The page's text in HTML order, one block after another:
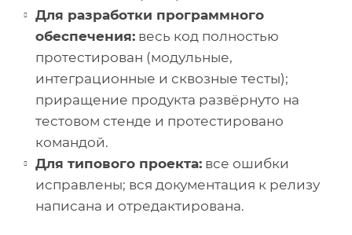
Для разработки программного
обеспечения: весь код полностью
протестирован (модульные,
интеграционные и сквозные тесты);
приращение продукта развёрнуто на
тестовом стенде и протестировано
командой.
Для типового проекта: все ошибки
исправлены; вся документация к релизу
написана и отредактирована.